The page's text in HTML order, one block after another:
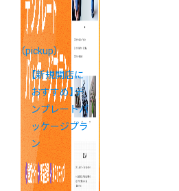
（pickup）
【新規開店に
おすすめ】テ
ンプレートパ
ッケージプラ
ン